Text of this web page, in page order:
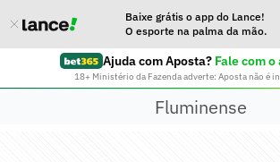
Baixe grátis o app do Lance!
O esporte na palma da mão.
Ajuda com Aposta? Fale com
18+ Ministério da Fazenda adverte: Aposta não é
Fluminense